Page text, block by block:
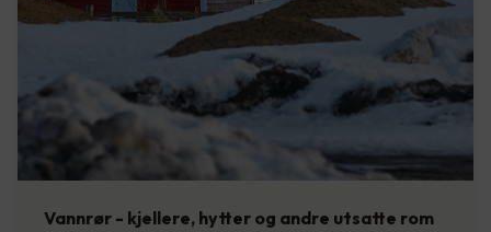
Vannrør - kjellere, hytter og andre utsatte rom